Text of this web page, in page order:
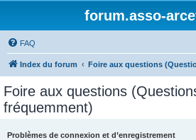
forum.asso-
FAQ
Index du forum Foire aux questions
Foire aux questions
fréquemment)
Problèmes de connexion et d’enregistrement